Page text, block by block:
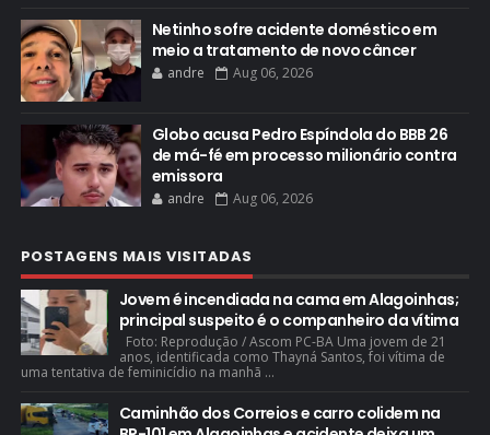
Netinho sofre acidente doméstico em
meio a tratamento de novo câncer
andre Aug 06, 2026
Globo acusa Pedro Espíndola do BBB 26
de má-fé em processo milionário contra
emissora
andre Aug 06, 2026
POSTAGENS MAIS VISITADAS
Jovem é incendiada na cama em Alagoinhas;
principal suspeito é o companheiro da vítima
Foto: Reprodução / Ascom PC-BA Uma jovem de 21
anos, identificada como Thayná Santos, foi vítima de
uma tentativa de feminicídio na manhã ...
Caminhão dos Correios e carro colidem na